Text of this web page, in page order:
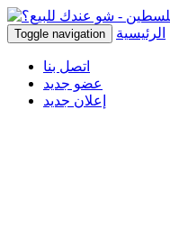
Toggle navigation الرئيسية
اتصل بنا
عضو جديد
إعلان جديد